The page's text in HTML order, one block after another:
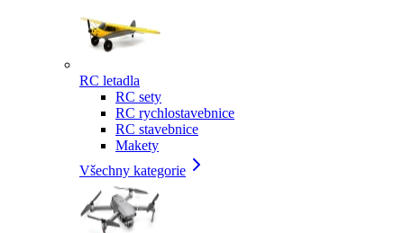
RC letadla
RC sety
RC rychlostavebnice
RC stavebnice
Makety
Všechny kategorie